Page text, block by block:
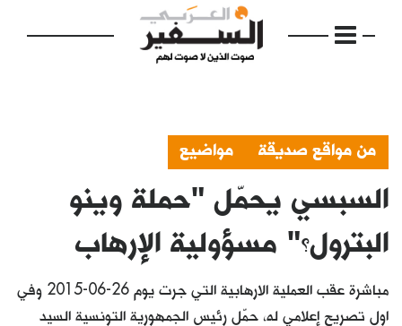
الرئيسية
مواضيع
فكرة
من مواقع صديقة مواضيع
السبسي يحمّل "حملة وينو
البترول؟" مسؤولية الإرهاب
مباشرة عقب العملية الارهابية التي جرت يوم 26-06-2015 وفي
اول تصريح إعلامي له، حمّل رئيس الجمهورية التونسية السيد